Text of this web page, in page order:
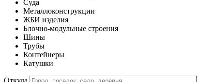
Cуда
Металлоконструкции
ЖБИ изделия
Блочно-модульные строения
Шины
Трубы
Контейнеры
Катушки
Откуда